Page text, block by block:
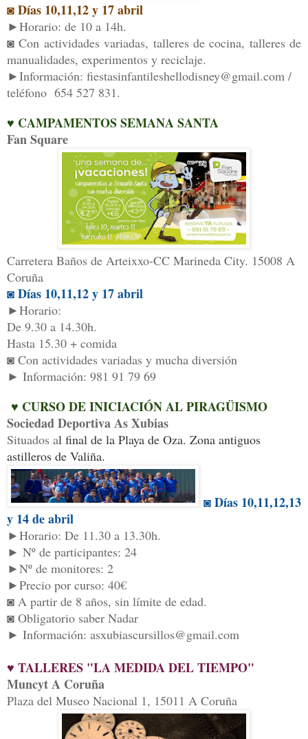
◙ Días 10,11,12 y 17 abril
►Horario: de 10 a 14h.
◙ Con actividades variadas, talleres de cocina, talleres de
manualidades, experimentos y reciclaje.
►Información: fiestasinfantileshellodisney@gmail.com /
teléfono 654 527 831.
♥ CAMPAMENTOS SEMANA SANTA
Fan Square
Carretera Baños de Arteixxo-CC Marineda City. 15008 A
Coruña
◙ Días 10,11,12 y 17 abril
►Horario:
De 9.30 a 14.30h.
Hasta 15.30 + comida
◙ Con actividades variadas y mucha diversión
► Información: 981 91 79 69
♥ CURSO DE INICIACIÓN AL PIRAGÜISMO
Sociedad Deportiva As Xubias
Situados al final de la Playa de Oza. Zona antiguos
astilleros de Valiña.
◙ Días 10,11,12,13
y 14 deabril
►Horario: De 11.30 a 13.30h.
► Nº de participantes: 24
►Nº de monitores: 2
►Precio por curso: 40€
◙ A partir de 8 años, sin límite de edad.
◙ Obligatorio saber Nadar
► Información: asxubiascursillos@gmail.com
♥ TALLERES "LA MEDIDA DEL TIEMPO"
Muncyt A Coruña
Plaza del Museo Nacional 1, 15011 A Coruña